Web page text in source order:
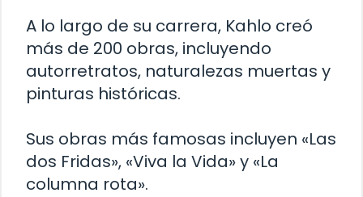
A lo largo de su carrera, Kahlo creó
más de 200 obras, incluyendo
autorretratos, naturalezas muertas y
pinturas históricas.
Sus obras más famosas incluyen «Las
dos Fridas», «Viva la Vida» y «La
columna rota».